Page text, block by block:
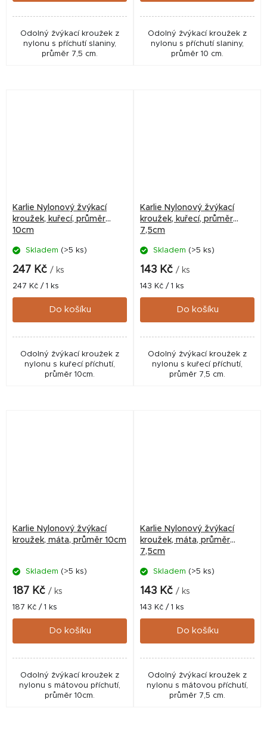
Odolný žvýkací kroužek z
nylonu s příchutí slaniny,
průměr 7,5 cm.
Odolný žvýkací kroužek z
nylonu s příchutí slaniny,
průměr 10 cm.
Karlie Nylonový žvýkací
kroužek, kuřecí, průměr
10cm
Skladem (>5 ks)
247 Kč / ks
Měrná
cena:
247 Kč / 1 ks
Do košíku
Odolný žvýkací kroužek z
nylonu s kuřecí příchutí,
průměr 10cm.
Karlie Nylonový žvýkací
kroužek, kuřecí, průměr
7,5cm
Skladem (>5 ks)
143 Kč / ks
Měrná
cena:
143 Kč / 1 ks
Do košíku
Odolný žvýkací kroužek z
nylonu s kuřecí příchutí,
průměr 7,5 cm.
Karlie Nylonový žvýkací
kroužek, máta, průměr 10cm
Skladem (>5 ks)
187 Kč / ks
Měrná
cena:
187 Kč / 1 ks
Do košíku
Odolný žvýkací kroužek z
nylonu s mátovou příchutí,
průměr 10cm.
Karlie Nylonový žvýkací
kroužek, máta, průměr
7,5cm
Skladem (>5 ks)
143 Kč / ks
Měrná
cena:
143 Kč / 1 ks
Do košíku
Odolný žvýkací kroužek z
nylonu s mátovou příchutí,
průměr 7,5 cm.